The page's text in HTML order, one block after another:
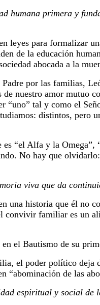
humana primera y
leyes para formalizar
de la educación
abocada a la
por las familias,
nuestro amor mutuo
“uno” tal y como el
distintos, pero
es “el Alfa y la
No hay que
viva que da
una historia que él no
convivir familiar es un
el Bautismo de su
el poder político deja
“abominación de las
espiritual y social de